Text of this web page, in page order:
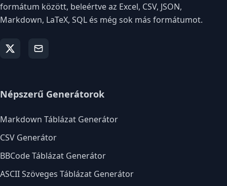
formátum között, beleértve az Excel, CSV, JSON,
Markdown, LaTeX, SQL és még sok más formátumot.
Népszerű Generátorok
Markdown Táblázat Generátor
CSV Generátor
BBCode Táblázat Generátor
ASCII Szöveges Táblázat Generátor